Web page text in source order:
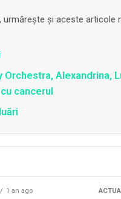
și aceste articole
Orchestra, Alexandrina,
cancerul
1 an ago